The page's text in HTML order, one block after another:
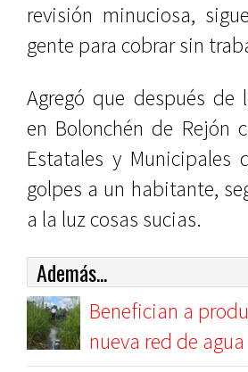
revisión minuciosa,
gente para cobrar sin
Agregó que después de
en Bolonchén de Rejón
Estatales y Municipales
golpes a un habitante,
a la luz cosas sucias.
Además...
Benefician a
nueva red de agua